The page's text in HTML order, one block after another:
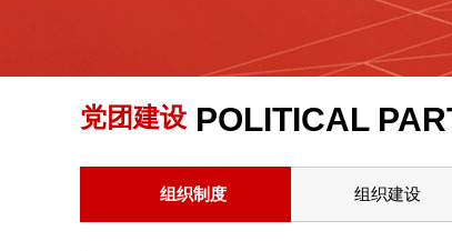
党团建设 POLITICAL
组织制度 组织建设